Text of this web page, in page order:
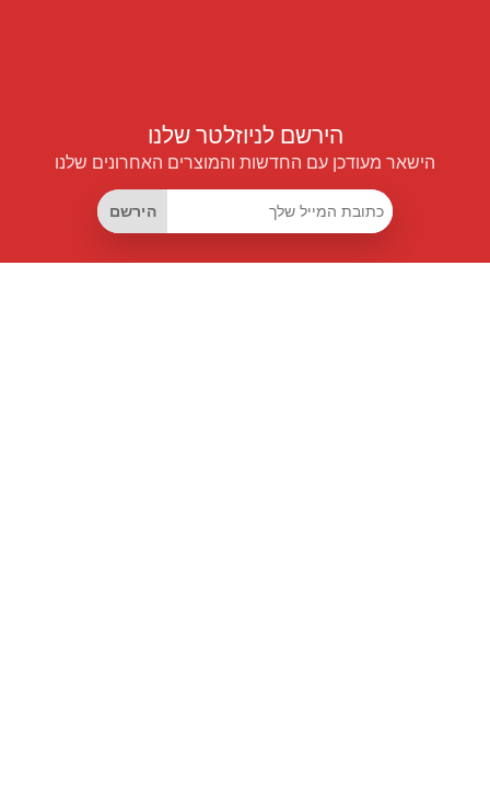
הירשם לניוזלטר שלנו
הישאר מעודכן עם החדשות והמוצרים האחרונים שלנו
הירשם